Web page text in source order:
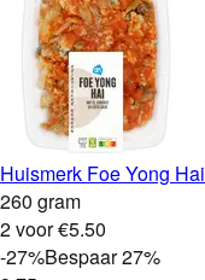
Huismerk Foe Yong Hai
260 gram
2 voor €5.50
-27%Bespaar27%